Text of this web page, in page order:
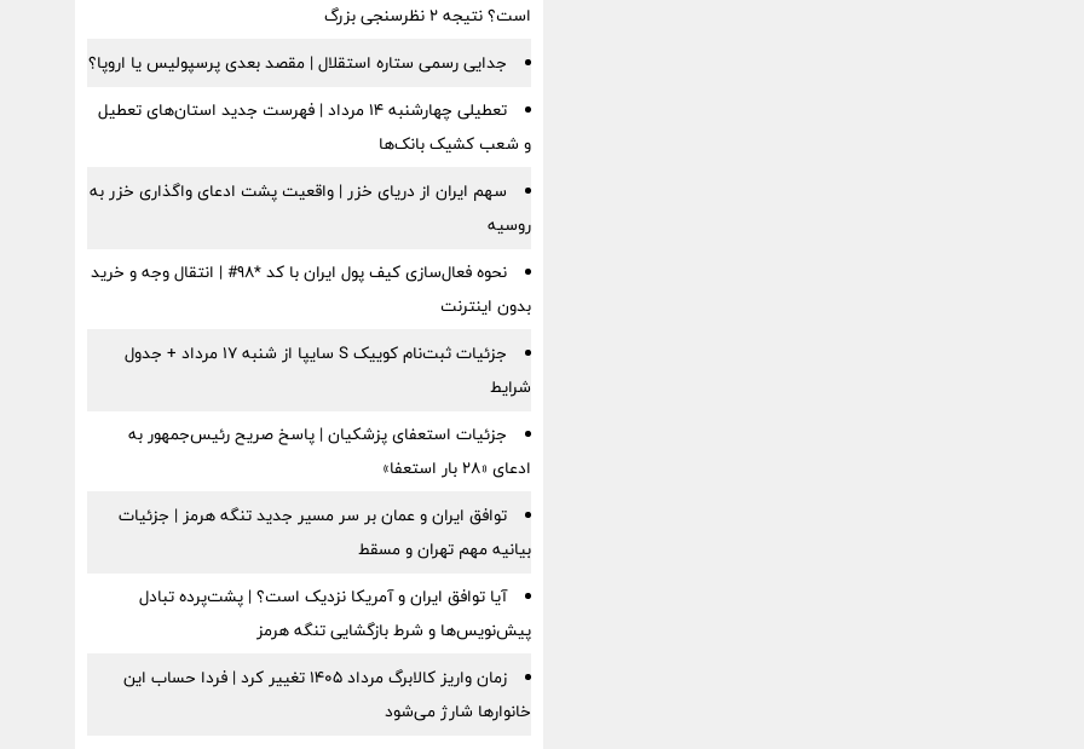
است؟ نتیجه ۲ نظرسنجی بزرگ
جدایی رسمی ستاره استقلال | مقصد بعدی پرسپولیس یا اروپا؟
تعطیلی چهارشنبه ۱۴ مرداد | فهرست جدید استان‌های تعطیل
و شعب کشیک بانک‌ها
سهم ایران از دریای خزر | واقعیت پشت ادعای واگذاری خزر به
روسیه
نحوه فعال‌سازی کیف پول ایران با کد *98# | انتقال وجه و خرید
بدون اینترنت
جزئیات ثبت‌نام کوییک S سایپا از شنبه ۱۷ مرداد + جدول
شرایط
جزئیات استعفای پزشکیان | پاسخ صریح رئیس‌جمهور به
ادعای «۲۸ بار استعفا»
توافق ایران و عمان بر سر مسیر جدید تنگه هرمز | جزئیات
بیانیه مهم تهران و مسقط
آیا توافق ایران و آمریکا نزدیک است؟ | پشت‌پرده تبادل
پیش‌نویس‌ها و شرط بازگشایی تنگه هرمز
زمان واریز کالابرگ مرداد ۱۴۰۵ تغییر کرد | فردا حساب این
خانوارها شارژ می‌شود